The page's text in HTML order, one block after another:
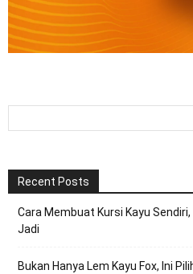
Recent Posts
Cara Membuat Kursi Kayu
Jadi
Bukan Hanya Lem Kayu Fox, Ini